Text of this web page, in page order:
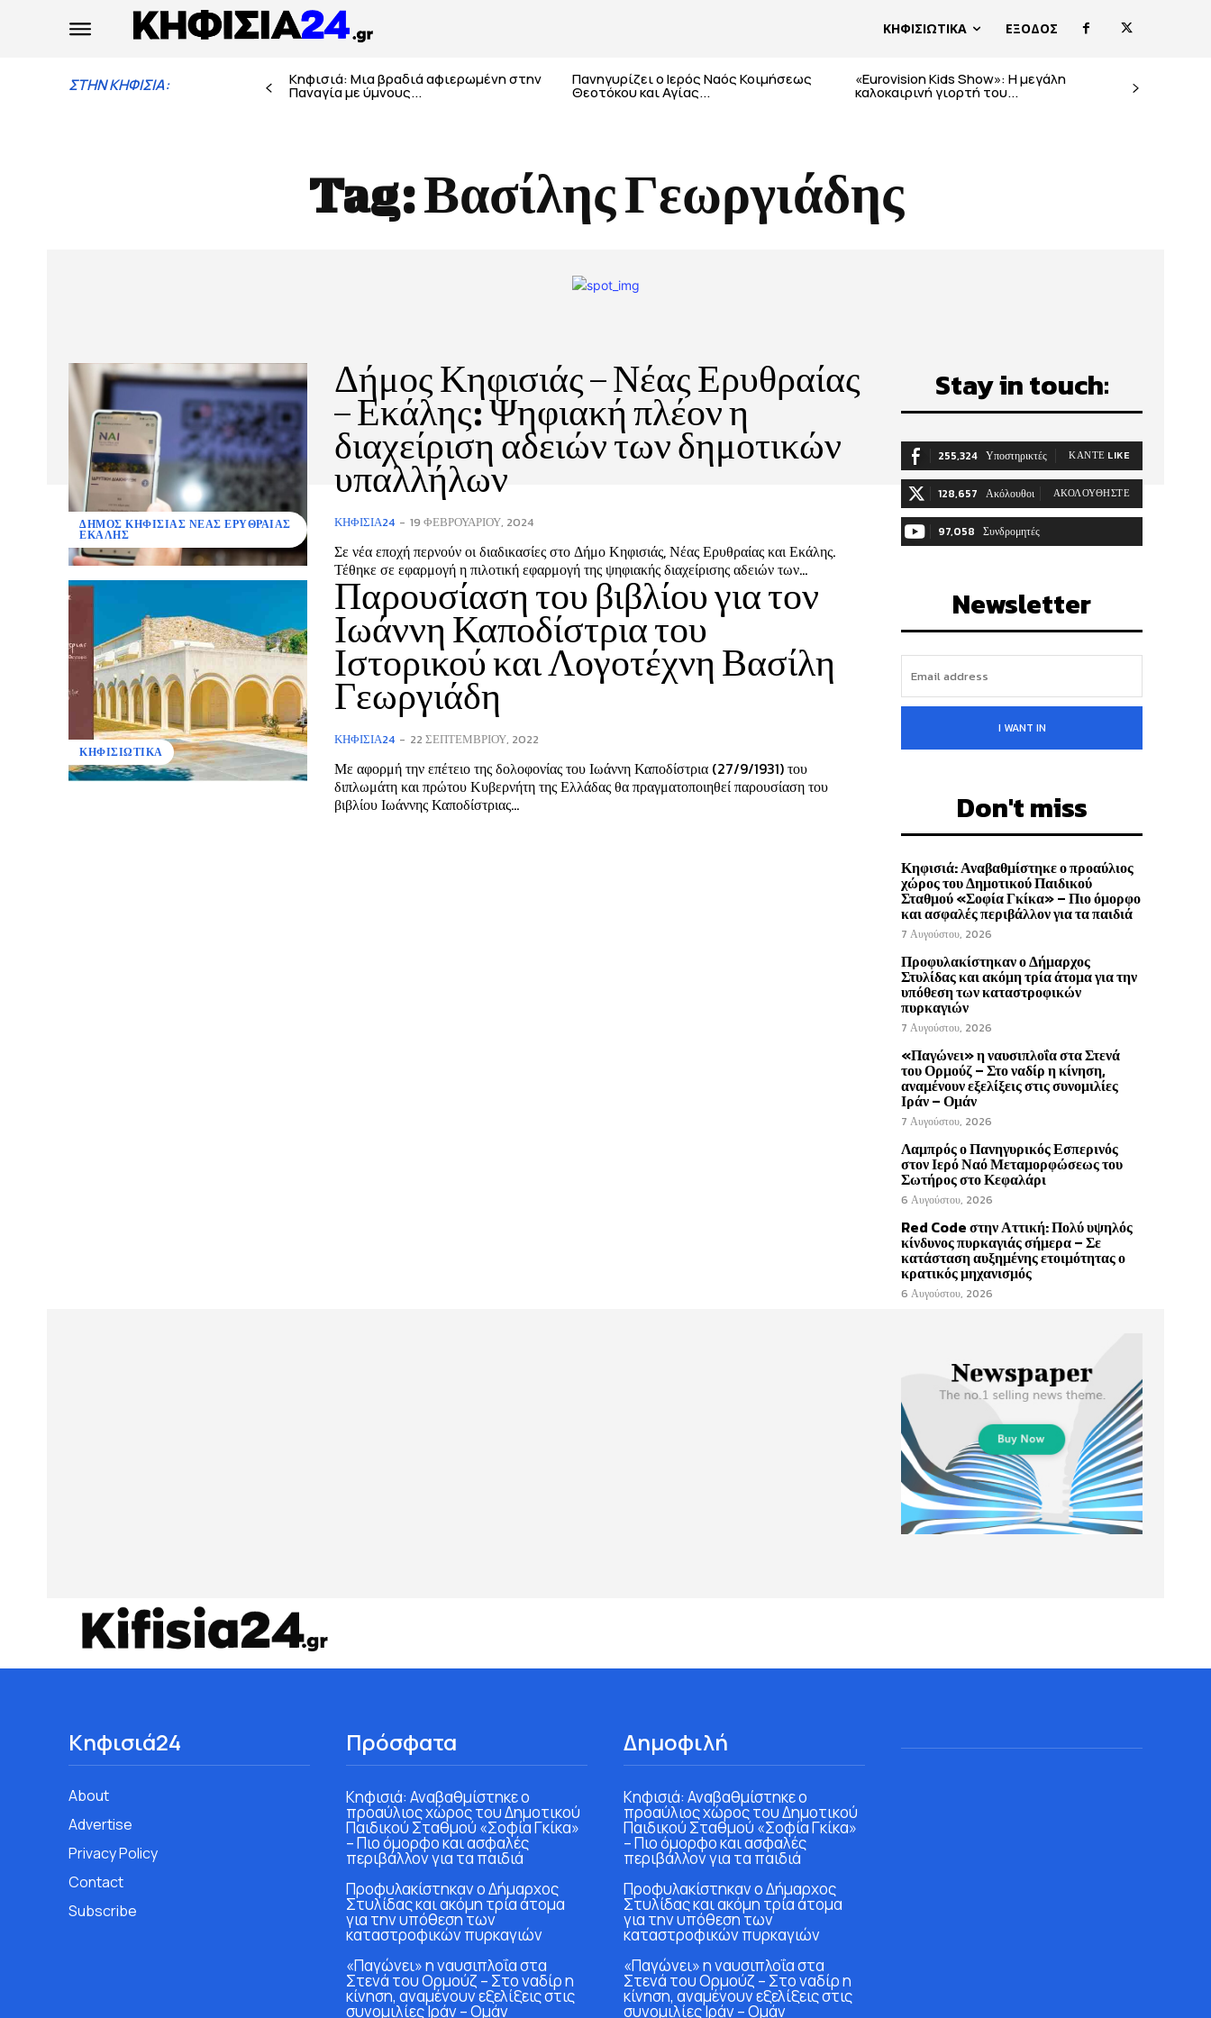
ΚΗΦΙΣΙΩΤΙΚΑ ΕΞΟΔΟΣ
ΣΤΗΝ ΚΗΦΙΣΙΑ: Κηφισιά: Μια βραδιά αφιερωμένη στην
Παναγία με ύμνους...
Πανηγυρίζει ο Ιερός Ναός Κοιμήσεως
Θεοτόκου και Αγίας...
«Eurovision Kids Show»: Η μεγάλη
καλοκαιρινή γιορτή του...
Tag:Βασίλης Γεωργιάδης
ΔΗΜΟΣ ΚΗΦΙΣΙΑΣ ΝΕΑΣ ΕΡΥΘΡΑΙΑΣ
ΕΚΑΛΗΣ
Δήμος Κηφισιάς – Νέας Ερυθραίας
– Εκάλης: Ψηφιακή πλέον η
διαχείριση αδειών των δημοτικών
υπαλλήλων
ΚΗΦΙΣΙΆ24 - 19 ΦΕΒΡΟΥΑΡΊΟΥ, 2024
Σε νέα εποχή περνούν οι διαδικασίες στο Δήμο Κηφισιάς, Νέας Ερυθραίας και Εκάλης.
Τέθηκε σε εφαρμογή η πιλοτική εφαρμογή της ψηφιακής διαχείρισης αδειών των...
ΚΗΦΙΣΙΩΤΙΚΑ
Παρουσίαση του βιβλίου για τον
Ιωάννη Καποδίστρια του
Ιστορικού και Λογοτέχνη Βασίλη
Γεωργιάδη
ΚΗΦΙΣΙΆ24 - 22 ΣΕΠΤΕΜΒΡΊΟΥ, 2022
Με αφορμή την επέτειο της δολοφονίας του Ιωάννη Καποδίστρια (27/9/1931) του
διπλωμάτη και πρώτου Κυβερνήτη της Ελλάδας θα πραγματοποιηθεί παρουσίαση του
βιβλίου Ιωάννης Καποδίστριας...
Stay in touch:
255,324 Υποστηρικτές ΚΆΝΤΕ LIKE
128,657 Ακόλουθοι ΑΚΟΛΟΥΘΉΣΤΕ
97,058 Συνδρομητές
Newsletter
I WANT IN
Don't miss
Κηφισιά: Αναβαθμίστηκε ο προαύλιος
χώρος του Δημοτικού Παιδικού
Σταθμού «Σοφία Γκίκα» – Πιο όμορφο
και ασφαλές περιβάλλον για τα παιδιά
7 Αυγούστου, 2026
Προφυλακίστηκαν ο Δήμαρχος
Στυλίδας και ακόμη τρία άτομα για την
υπόθεση των καταστροφικών
πυρκαγιών
7 Αυγούστου, 2026
«Παγώνει» η ναυσιπλοΐα στα Στενά
του Ορμούζ – Στο ναδίρ η κίνηση,
αναμένουν εξελίξεις στις συνομιλίες
Ιράν – Ομάν
7 Αυγούστου, 2026
Λαμπρός ο Πανηγυρικός Εσπερινός
στον Ιερό Ναό Μεταμορφώσεως του
Σωτήρος στο Κεφαλάρι
6 Αυγούστου, 2026
Red Code στην Αττική: Πολύ υψηλός
κίνδυνος πυρκαγιάς σήμερα – Σε
κατάσταση αυξημένης ετοιμότητας ο
κρατικός μηχανισμός
6 Αυγούστου, 2026
Κηφισιά24
About
Advertise
Privacy Policy
Contact
Subscribe
Πρόσφατα
Κηφισιά: Αναβαθμίστηκε ο
προαύλιος χώρος του Δημοτικού
Παιδικού Σταθμού «Σοφία Γκίκα»
– Πιο όμορφο και ασφαλές
περιβάλλον για τα παιδιά
Προφυλακίστηκαν ο Δήμαρχος
Στυλίδας και ακόμη τρία άτομα
για την υπόθεση των
καταστροφικών πυρκαγιών
«Παγώνει» η ναυσιπλοΐα στα
Στενά του Ορμούζ – Στο ναδίρ η
κίνηση, αναμένουν εξελίξεις στις
συνομιλίες Ιράν – Ομάν
Δημοφιλή
Κηφισιά: Αναβαθμίστηκε ο
προαύλιος χώρος του Δημοτικού
Παιδικού Σταθμού «Σοφία Γκίκα»
– Πιο όμορφο και ασφαλές
περιβάλλον για τα παιδιά
Προφυλακίστηκαν ο Δήμαρχος
Στυλίδας και ακόμη τρία άτομα
για την υπόθεση των
καταστροφικών πυρκαγιών
«Παγώνει» η ναυσιπλοΐα στα
Στενά του Ορμούζ – Στο ναδίρ η
κίνηση, αναμένουν εξελίξεις στις
συνομιλίες Ιράν – Ομάν